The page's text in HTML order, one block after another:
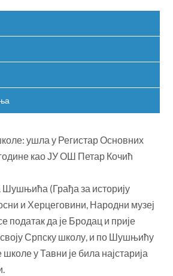
ушла у Регистар Основних
као ЈУ ОШ Петар Кочић
Шушњића (Грађа за историју
и Херцеговини, Народни музеј
податак да је Бродац и прије
Српску школу, и по Шушњићу
у Тавни је била најстарија